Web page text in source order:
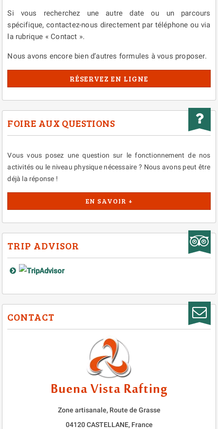
Si vous recherchez une autre date ou un parcours
spécifique, contactez-nous directement par téléphone ou via
la rubrique « Contact ».
Nous avons encore bien d’autres formules à vous proposer.
RÉSERVEZ EN LIGNE
FOIRE AUX QUESTIONS
Vous vous posez une question sur le fonctionnement de nos
activités ou le niveau physique nécessaire ? Nous avons peut être
déjà la réponse !
EN SAVOIR +
TRIP ADVISOR
CONTACT
Buena Vista Rafting
Zone artisanale, Route de Grasse
04120 CASTELLANE, France